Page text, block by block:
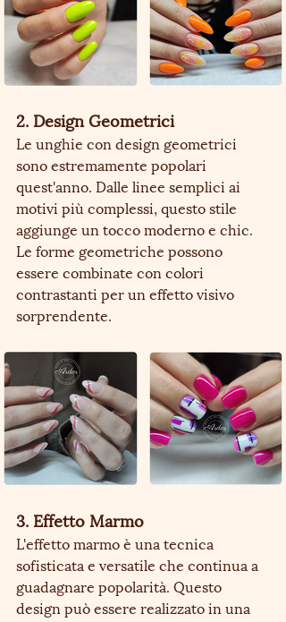
2. Design Geometrici
Le unghie con design geometrici
sono estremamente popolari
quest'anno. Dalle linee semplici ai
motivi più complessi, questo stile
aggiunge un tocco moderno e chic.
Le forme geometriche possono
essere combinate con colori
contrastanti per un effetto visivo
sorprendente.
3. Effetto Marmo
L'effetto marmo è una tecnica
sofisticata e versatile che continua a
guadagnare popolarità. Questo
design può essere realizzato in una